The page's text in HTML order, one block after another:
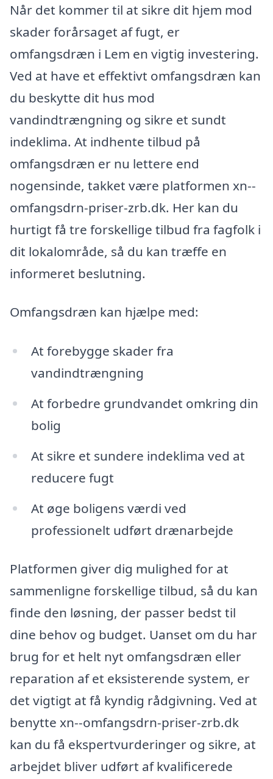
Når det kommer til at sikre dit hjem mod
skader forårsaget af fugt, er
omfangsdræn i Lem en vigtig investering.
Ved at have et effektivt omfangsdræn kan
du beskytte dit hus mod
vandindtrængning og sikre et sundt
indeklima. At indhente tilbud på
omfangsdræn er nu lettere end
nogensinde, takket være platformen xn--
omfangsdrn-priser-zrb.dk. Her kan du
hurtigt få tre forskellige tilbud fra fagfolk i
dit lokalområde, så du kan træffe en
informeret beslutning.
Omfangsdræn kan hjælpe med:
At forebygge skader fra
vandindtrængning
At forbedre grundvandet omkring din
bolig
At sikre et sundere indeklima ved at
reducere fugt
At øge boligens værdi ved
professionelt udført drænarbejde
Platformen giver dig mulighed for at
sammenligne forskellige tilbud, så du kan
finde den løsning, der passer bedst til
dine behov og budget. Uanset om du har
brug for et helt nyt omfangsdræn eller
reparation af et eksisterende system, er
det vigtigt at få kyndig rådgivning. Ved at
benytte xn--omfangsdrn-priser-zrb.dk
kan du få ekspertvurderinger og sikre, at
arbejdet bliver udført af kvalificerede